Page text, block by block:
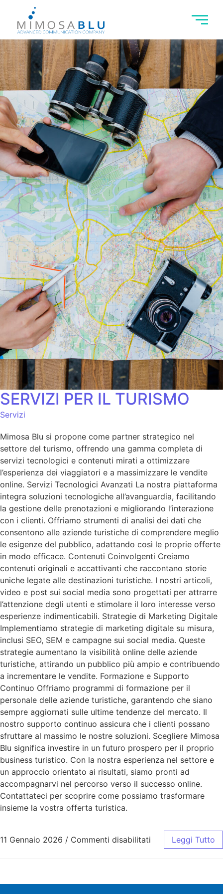
SERVIZI PER IL TURISMO
Servizi
Mimosa Blu si propone come partner strategico nel
settore del turismo, offrendo una gamma completa di
servizi tecnologici e contenuti mirati a ottimizzare
l’esperienza dei viaggiatori e a massimizzare le vendite
online. Servizi Tecnologici Avanzati La nostra piattaforma
integra soluzioni tecnologiche all’avanguardia, facilitando
la gestione delle prenotazioni e migliorando l’interazione
con i clienti. Offriamo strumenti di analisi dei dati che
consentono alle aziende turistiche di comprendere meglio
le esigenze del pubblico, adattando così le proprie offerte
in modo efficace. Contenuti Coinvolgenti Creiamo
contenuti originali e accattivanti che raccontano storie
uniche legate alle destinazioni turistiche. I nostri articoli,
video e post sui social media sono progettati per attrarre
l’attenzione degli utenti e stimolare il loro interesse verso
esperienze indimenticabili. Strategie di Marketing Digitale
Implementiamo strategie di marketing digitale su misura,
inclusi SEO, SEM e campagne sui social media. Queste
strategie aumentano la visibilità online delle aziende
turistiche, attirando un pubblico più ampio e contribuendo
a incrementare le vendite. Formazione e Supporto
Continuo Offriamo programmi di formazione per il
personale delle aziende turistiche, garantendo che siano
sempre aggiornati sulle ultime tendenze del mercato. Il
nostro supporto continuo assicura che i clienti possano
sfruttare al massimo le nostre soluzioni. Scegliere Mimosa
Blu significa investire in un futuro prospero per il proprio
business turistico. Con la nostra esperienza nel settore e
un approccio orientato ai risultati, siamo pronti ad
accompagnarvi nel percorso verso il successo online.
Contattateci per scoprire come possiamo trasformare
insieme la vostra offerta turistica.
11 Gennaio 2026 / Commenti disabilitati Leggi Tutto